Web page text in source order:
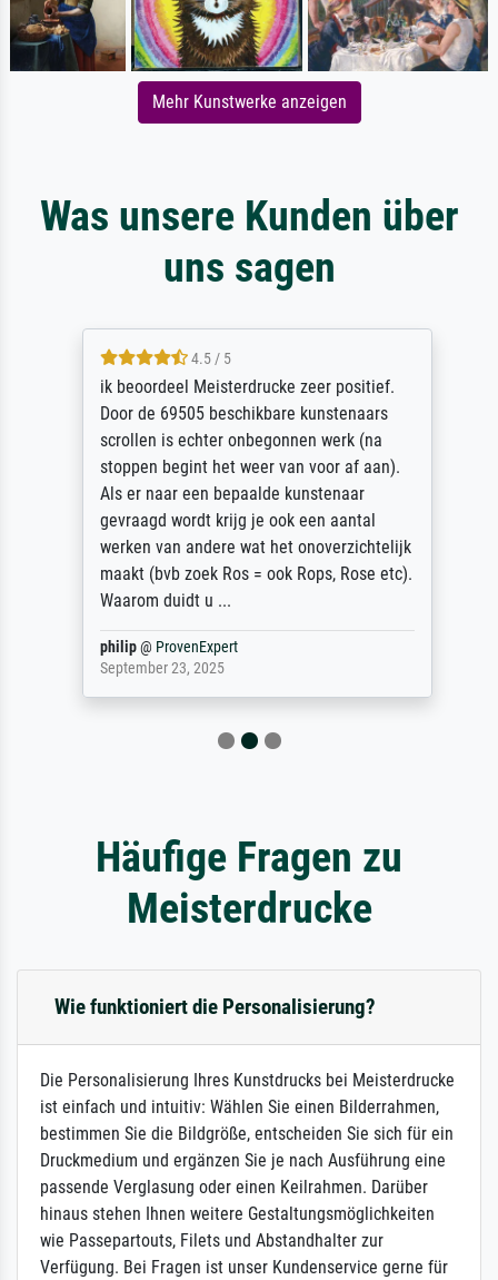
Mehr Kunstwerke anzeigen
Was unsere Kunden über
uns sagen
4.5 / 5
ik beoordeel Meisterdrucke zeer positief.
Door de 69505 beschikbare kunstenaars
scrollen is echter onbegonnen werk (na
stoppen begint het weer van voor af aan).
Als er naar een bepaalde kunstenaar
gevraagd wordt krijg je ook een aantal
werken van andere wat het onoverzichtelijk
maakt (bvb zoek Ros = ook Rops, Rose etc).
Waarom duidt u ...
philip@ProvenExpert
September 23, 2025
Häufige Fragen zu
Meisterdrucke
Wie funktioniert die Personalisierung?
Die Personalisierung Ihres Kunstdrucks bei Meisterdrucke
ist einfach und intuitiv: Wählen Sie einen Bilderrahmen,
bestimmen Sie die Bildgröße, entscheiden Sie sich für ein
Druckmedium und ergänzen Sie je nach Ausführung eine
passende Verglasung oder einen Keilrahmen. Darüber
hinaus stehen Ihnen weitere Gestaltungsmöglichkeiten
wie Passepartouts, Filets und Abstandhalter zur
Verfügung. Bei Fragen ist unser Kundenservice gerne für